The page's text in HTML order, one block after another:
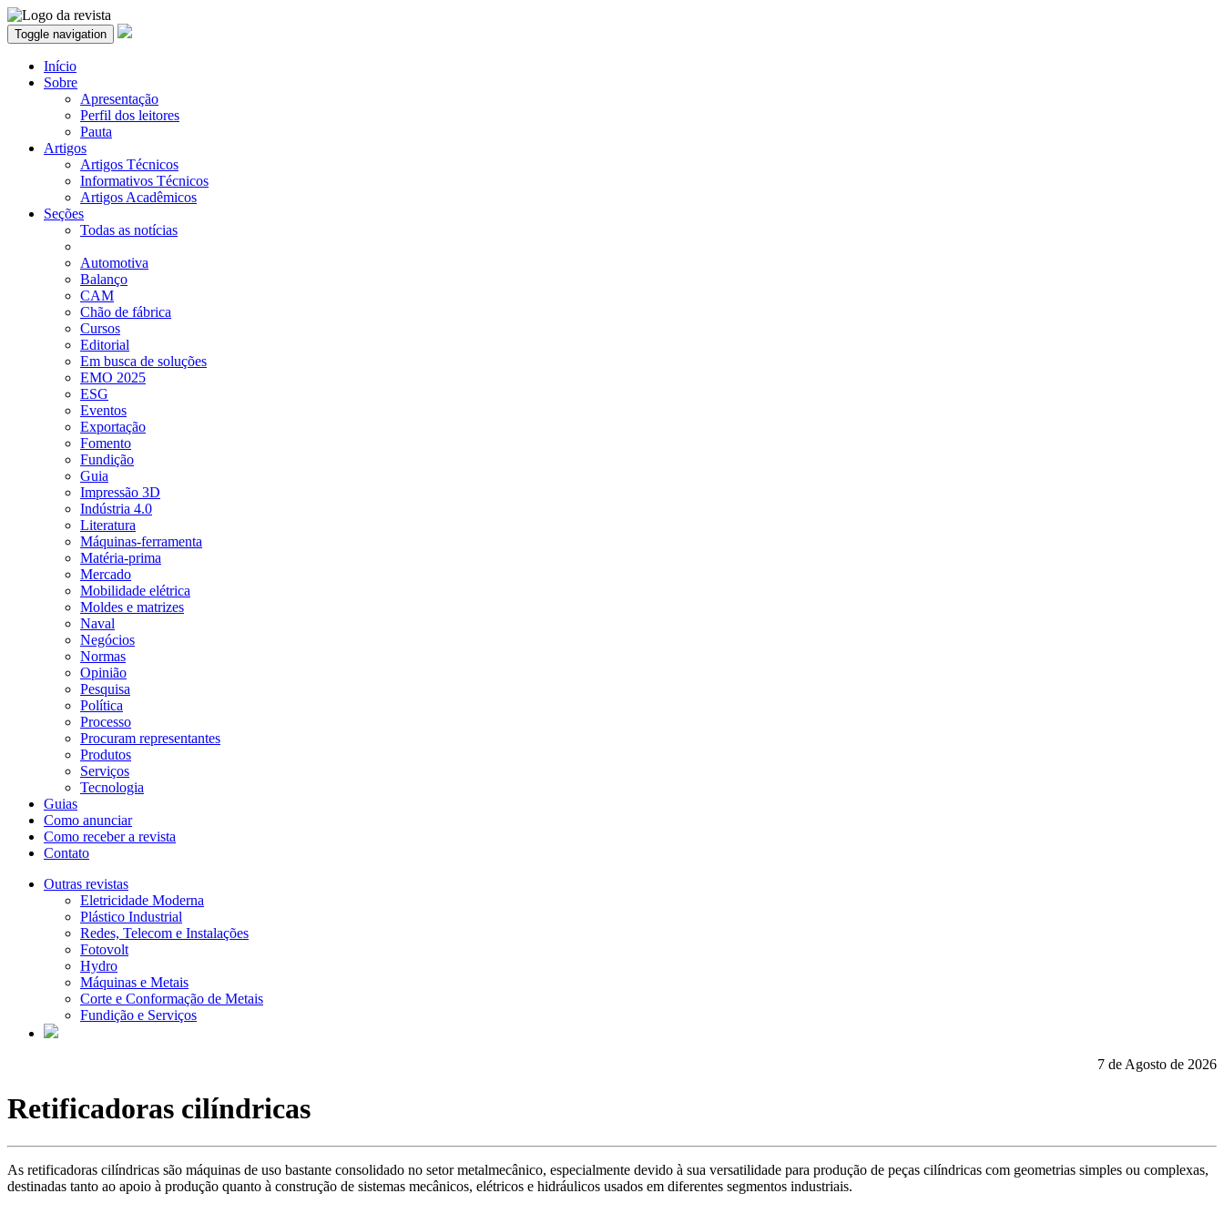
Toggle navigation
Início
Sobre
Apresentação
Perfil dos leitores
Pauta
Artigos
Artigos Técnicos
Informativos Técnicos
Artigos Acadêmicos
Seções
Todas as notícias
Automotiva
Balanço
CAM
Chão de fábrica
Cursos
Editorial
Em busca de soluções
EMO 2025
ESG
Eventos
Exportação
Fomento
Fundição
Guia
Impressão 3D
Indústria 4.0
Literatura
Máquinas-ferramenta
Matéria-prima
Mercado
Mobilidade elétrica
Moldes e matrizes
Naval
Negócios
Normas
Opinião
Pesquisa
Política
Processo
Procuram representantes
Produtos
Serviços
Tecnologia
Guias
Como anunciar
Como receber a revista
Contato
Outras revistas
Eletricidade Moderna
Plástico Industrial
Redes, Telecom e Instalações
Fotovolt
Hydro
Máquinas e Metais
Corte e Conformação de Metais
Fundição e Serviços
7 de Agosto de 2026
Retificadoras cilíndricas
As retificadoras cilíndricas são máquinas de uso bastante consolidado no setor metalmecânico, especialmente devido à sua versatilidade para produção de peças cilíndricas com geometrias simples ou complexas,
destinadas tanto ao apoio à produção quanto à construção de sistemas mecânicos, elétricos e hidráulicos usados em diferentes segmentos industriais.